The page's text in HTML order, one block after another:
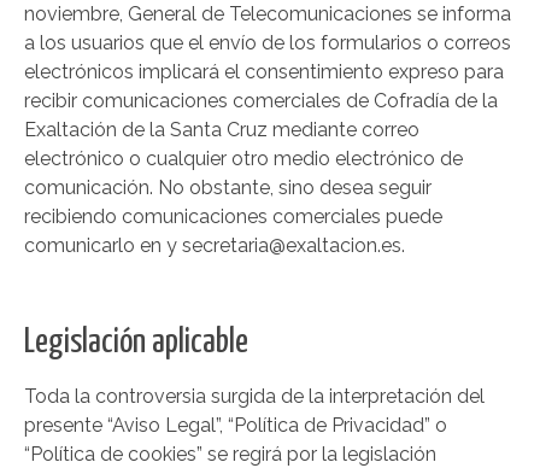
noviembre, General de Telecomunicaciones se informa
a los usuarios que el envío de los formularios o correos
electrónicos implicará el consentimiento expreso para
recibir comunicaciones comerciales de Cofradía de la
Exaltación de la Santa Cruz mediante correo
electrónico o cualquier otro medio electrónico de
comunicación. No obstante, sino desea seguir
recibiendo comunicaciones comerciales puede
comunicarlo en y secretaria@exaltacion.es.
Legislación aplicable
Toda la controversia surgida de la interpretación del
presente “Aviso Legal”, “Política de Privacidad” o
“Política de cookies” se regirá por la legislación